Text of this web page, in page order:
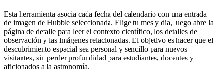
Esta herramienta asocia cada fecha del calendario con una entrada
de imagen de Hubble seleccionada. Elige tu mes y día, luego abre la
página de detalle para leer el contexto científico, los detalles de
observación y las imágenes relacionadas. El objetivo es hacer que el
descubrimiento espacial sea personal y sencillo para nuevos
visitantes, sin perder profundidad para estudiantes, docentes y
aficionados a la astronomía.